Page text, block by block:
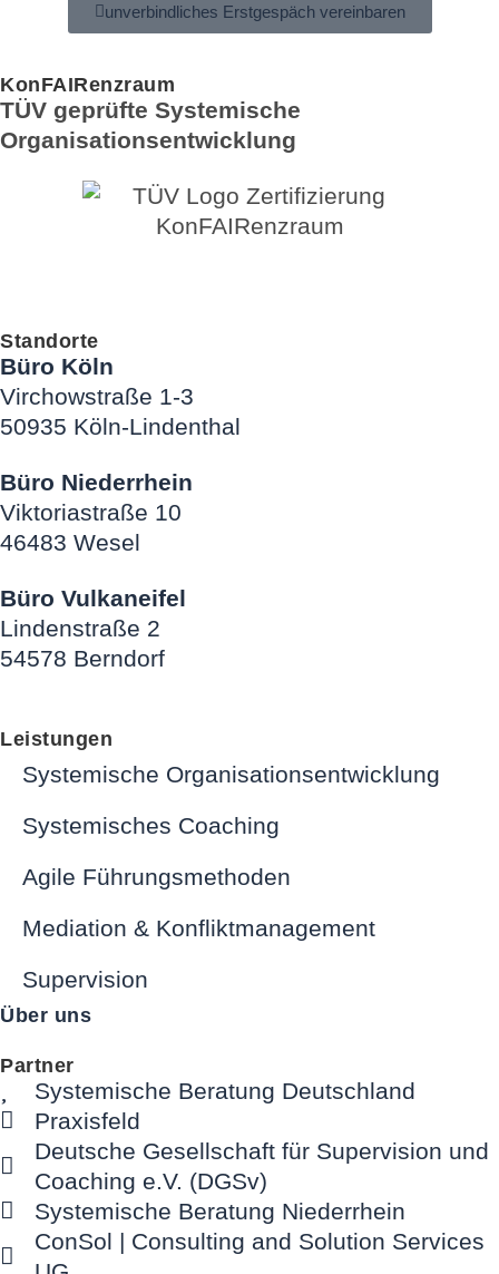
unverbindliches Erstgespäch vereinbaren
KonFAIRenzraum
TÜV geprüfte Systemische
Organisationsentwicklung
Standorte
Büro Köln
Virchowstraße 1-3
50935 Köln-Lindenthal
Büro Niederrhein
Viktoriastraße 10
46483 Wesel
Büro Vulkaneifel
Lindenstraße 2
54578 Berndorf
Leistungen
Systemische Organisationsentwicklung
Systemisches Coaching
Agile Führungsmethoden
Mediation & Konfliktmanagement
Supervision
Über uns
Partner
Systemische Beratung Deutschland
Praxisfeld
Deutsche Gesellschaft für Supervision und
Coaching e.V. (DGSv)
Systemische Beratung Niederrhein
ConSol | Consulting and Solution Services